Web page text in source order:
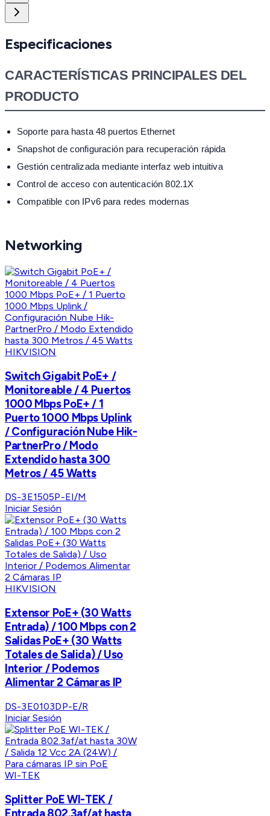
Especificaciones
CARACTERÍSTICAS PRINCIPALES DEL
PRODUCTO
Soporte para hasta 48 puertos Ethernet
Snapshot de configuración para recuperación rápida
Gestión centralizada mediante interfaz web intuitiva
Control de acceso con autenticación 802.1X
Compatible con IPv6 para redes modernas
Networking
HIKVISION
Switch Gigabit PoE+ /
Monitoreable / 4 Puertos
1000 Mbps PoE+ / 1
Puerto 1000 Mbps Uplink
/ Configuración Nube Hik-
PartnerPro / Modo
Extendido hasta 300
Metros / 45 Watts
DS-3E1505P-EI/M
Iniciar Sesión
HIKVISION
Extensor PoE+ (30 Watts
Entrada) / 100 Mbps con 2
Salidas PoE+ (30 Watts
Totales de Salida) / Uso
Interior / Podemos
Alimentar 2 Cámaras IP
DS-3E0103DP-E/R
Iniciar Sesión
WI-TEK
Splitter PoE WI-TEK /
Entrada 802.3af/at hasta